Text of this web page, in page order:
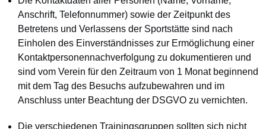
Anschrift, Telefonnummer) sowie der Zeitpunkt des
Betretens und Verlassens der Sportstätte sind nach
Einholen des Einverständnisses zur Ermöglichung einer
Kontaktpersonennachverfolgung zu dokumentieren und
sind vom Verein für den Zeitraum von 1 Monat beginnend
mit dem Tag des Besuchs aufzubewahren und im
Anschluss unter Beachtung der DSGVO zu vernichten.
Die verschiedenen Trainingsgruppen sollten sich nicht